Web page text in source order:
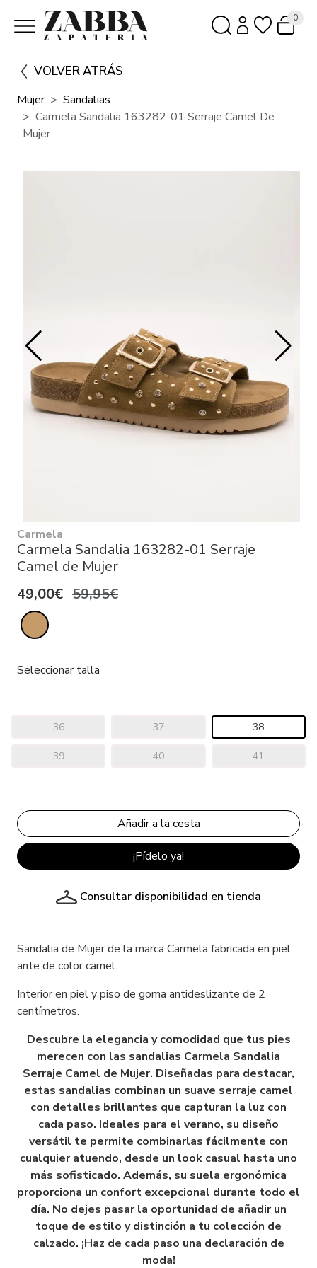
0
VOLVER ATRÁS
Mujer
Sandalias
Carmela Sandalia 163282-01 Serraje Camel De
Mujer
Carmela
Carmela Sandalia 163282-01 Serraje
Camel de Mujer
49,00€ 59,95€
Seleccionar talla
36 37 38
39 40 41
¡Pídelo ya!
Consultar disponibilidad en tienda
Sandalia de Mujer de la marca Carmela fabricada en piel
ante de color camel.
Interior en piel y piso de goma antideslizante de 2
centímetros.
Descubre la elegancia y comodidad que tus pies
merecen con las sandalias Carmela Sandalia
Serraje Camel de Mujer. Diseñadas para destacar,
estas sandalias combinan un suave serraje camel
con detalles brillantes que capturan la luz con
cada paso. Ideales para el verano, su diseño
versátil te permite combinarlas fácilmente con
cualquier atuendo, desde un look casual hasta uno
más sofisticado. Además, su suela ergonómica
proporciona un confort excepcional durante todo el
día. No dejes pasar la oportunidad de añadir un
toque de estilo y distinción a tu colección de
calzado. ¡Haz de cada paso una declaración de
moda!